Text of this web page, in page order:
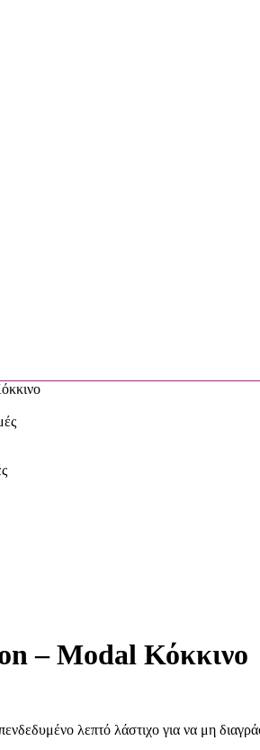
– Modal Κόκκινο
λεπτό λάστιχο για να μη